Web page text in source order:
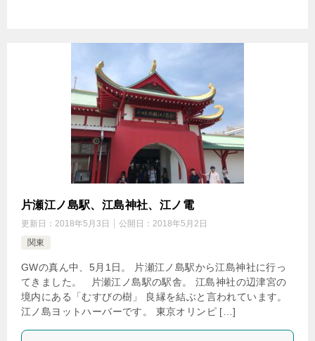
片瀬江ノ島駅、江島神社、江ノ電
更新日： 2018年5月3日 公開日： 2018年5月2日
関東
GWの真ん中、5月1日。 片瀬江ノ島駅から江島神社に行っ
てきました。 片瀬江ノ島駅の駅舎。 江島神社の辺津宮の
境内にある「むすびの樹」 良縁を結ぶと言われています。
江ノ島ヨットハーバーです。 東京オリンピ […]